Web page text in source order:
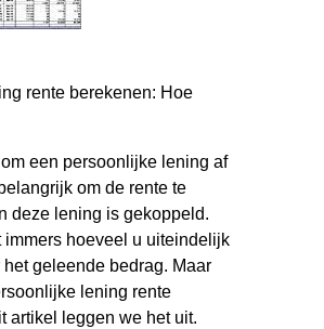
rente berekenen: Hoe
een persoonlijke lening af
om de rente te
deze lening is gekoppeld.
immers hoeveel u uiteindelijk
geleende bedrag. Maar
lening rente
artikel leggen we het uit.